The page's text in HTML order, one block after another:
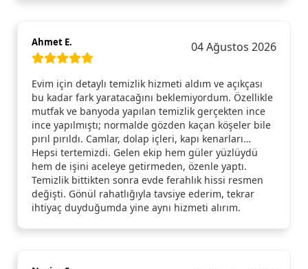
Ahmet E. 04 Ağustos 2026
Evim için detaylı temizlik hizmeti aldım ve açıkçası
bu kadar fark yaratacağını beklemiyordum. Özellikle
mutfak ve banyoda yapılan temizlik gerçekten ince
ince yapılmıştı; normalde gözden kaçan köşeler bile
pırıl pırıldı. Camlar, dolap içleri, kapı kenarları…
Hepsi tertemizdi. Gelen ekip hem güler yüzlüydü
hem de işini aceleye getirmeden, özenle yaptı.
Temizlik bittikten sonra evde ferahlık hissi resmen
değişti. Gönül rahatlığıyla tavsiye ederim, tekrar
ihtiyaç duyduğumda yine aynı hizmeti alırım.